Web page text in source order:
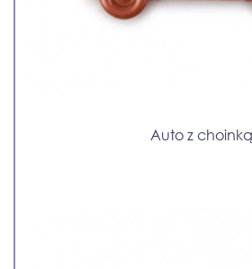
Auto z choinką